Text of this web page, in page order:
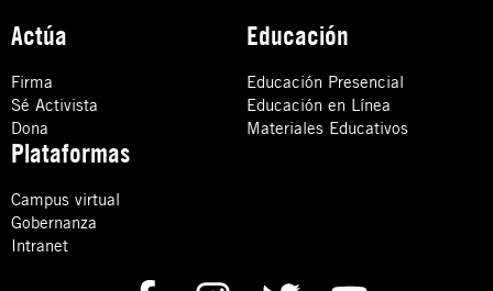
Actúa
Firma
Sé Activista
Dona
Educación
Educación Presencial
Educación en Línea
Materiales Educativos
Plataformas
Campus virtual
Gobernanza
Intranet